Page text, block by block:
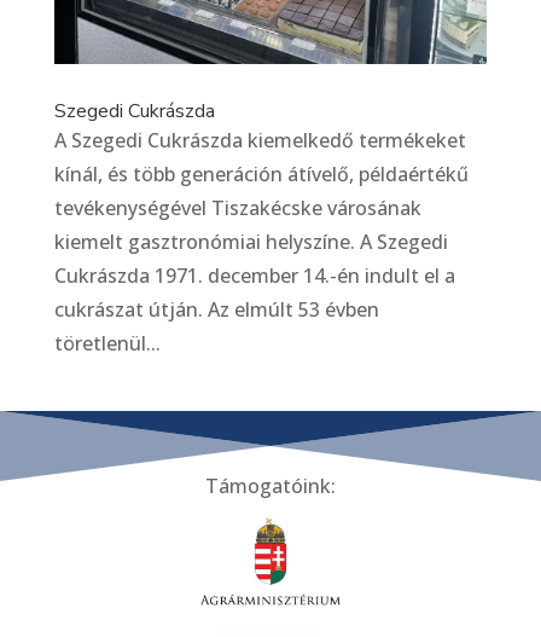
Szegedi Cukrászda
A Szegedi Cukrászda kiemelkedő termékeket
kínál, és több generáción átívelő, példaértékű
tevékenységével Tiszakécske városának
kiemelt gasztronómiai helyszíne. A Szegedi
Cukrászda 1971. december 14.-én indult el a
cukrászat útján. Az elmúlt 53 évben
töretlenül...
Támogatóink: